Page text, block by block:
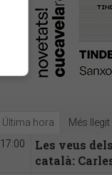
Última hora Més llegit
17:00
Les veus
català: